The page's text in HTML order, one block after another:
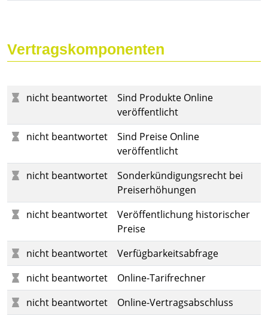
Vertragskomponenten
nicht beantwortet
Sind Produkte Online
veröffentlicht
nicht beantwortet
Sind Preise Online
veröffentlicht
nicht beantwortet
Sonderkündigungsrecht bei
Preiserhöhungen
nicht beantwortet
Veröffentlichung historischer
Preise
nicht beantwortet
Verfügbarkeitsabfrage
nicht beantwortet
Online-Tarifrechner
nicht beantwortet
Online-Vertragsabschluss